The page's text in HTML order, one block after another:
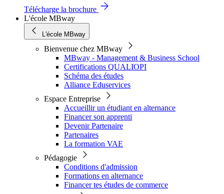
Télécharge la brochure
L'école MBway
L'école MBway
Bienvenue chez MBway
MBway - Management & Business School
Certifications QUALIOPI
Schéma des études
Alliance Eduservices
Espace Entreprise
Accueillir un étudiant en alternance
Financer son apprenti
Devenir Partenaire
Partenaires
La formation VAE
Pédagogie
Conditions d'admission
Formations en alternance
Financer tes études de commerce